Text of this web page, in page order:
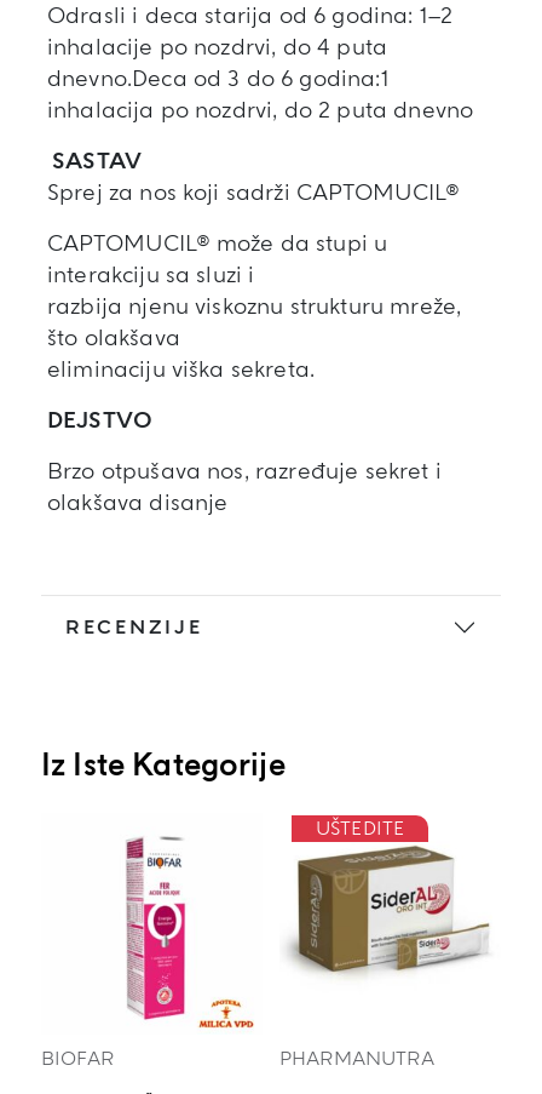
Odrasli i deca starija od 6 godina: 1–2
inhalacije po nozdrvi, do 4 puta
dnevno.Deca od 3 do 6 godina:1
inhalacija po nozdrvi, do 2 puta dnevno
SASTAV
Sprej za nos koji sadrži CAPTOMUCIL®
CAPTOMUCIL® može da stupi u
interakciju sa sluzi i
razbija njenu viskoznu strukturu mreže,
što olakšava
eliminaciju viška sekreta.
DEJSTVO
Brzo otpušava nos, razređuje sekret i
olakšava disanje
RECENZIJE
Iz Iste Kategorije
BIOFAR
UŠTEDITE
PHARMANUTRA